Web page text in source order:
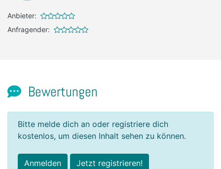
Anbieter:
Anfragender:
Bewertungen
Bitte melde dich an oder registriere dich
kostenlos, um diesen Inhalt sehen zu können.
Anmelden Jetzt registrieren!